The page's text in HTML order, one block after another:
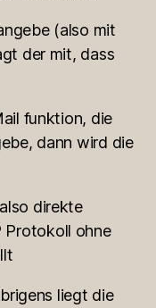
(also mit
der mit, dass
funktion, die
dann wird die
direkte
Protokoll ohne
liegt die